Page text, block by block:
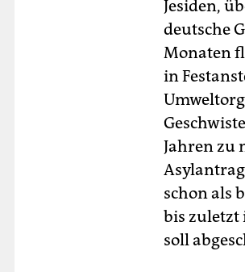
Jesiden,
deutsche
Monaten
in
Jahren zu
schon als
bis zuletzt
soll